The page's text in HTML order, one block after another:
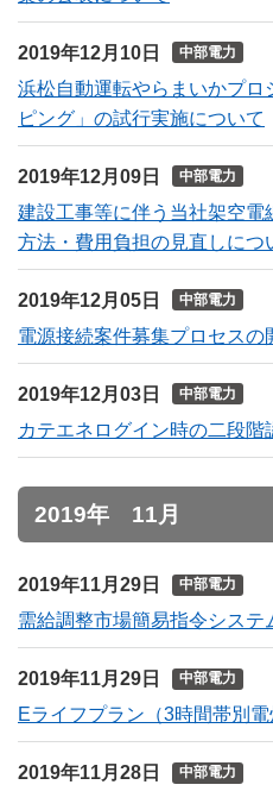
2019年12月10日 中部電力
浜松自動運転やらまいかプロ
ピング」の試行実施について
2019年12月09日 中部電力
建設工事等に伴う当社架空電
方法・費用負担の見直しにつ
2019年12月05日 中部電力
電源接続案件募集プロセスの
2019年12月03日 中部電力
カテエネログイン時の二段階
2019年 11月
2019年11月29日 中部電力
需給調整市場簡易指令システ
2019年11月29日 中部電力
Eライフプラン（3時間帯別
2019年11月28日 中部電力